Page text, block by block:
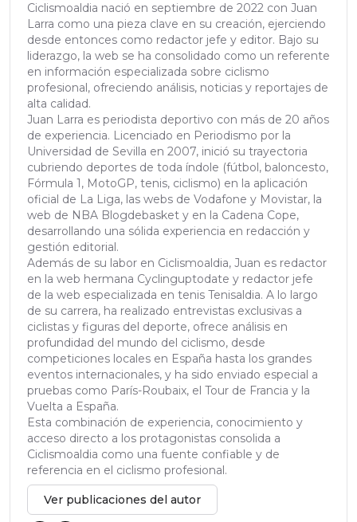
Ciclismoaldia nació en septiembre de 2022 con Juan
Larra como una pieza clave en su creación, ejerciendo
desde entonces como redactor jefe y editor. Bajo su
liderazgo, la web se ha consolidado como un referente
en información especializada sobre ciclismo
profesional, ofreciendo análisis, noticias y reportajes de
alta calidad.
Juan Larra es periodista deportivo con más de 20 años
de experiencia. Licenciado en Periodismo por la
Universidad de Sevilla en 2007, inició su trayectoria
cubriendo deportes de toda índole (fútbol, baloncesto,
Fórmula 1, MotoGP, tenis, ciclismo) en la aplicación
oficial de La Liga, las webs de Vodafone y Movistar, la
web de NBA Blogdebasket y en la Cadena Cope,
desarrollando una sólida experiencia en redacción y
gestión editorial.
Además de su labor en Ciclismoaldia, Juan es redactor
en la web hermana Cyclinguptodate y redactor jefe
de la web especializada en tenis Tenisaldia. A lo largo
de su carrera, ha realizado entrevistas exclusivas a
ciclistas y figuras del deporte, ofrece análisis en
profundidad del mundo del ciclismo, desde
competiciones locales en España hasta los grandes
eventos internacionales, y ha sido enviado especial a
pruebas como París-Roubaix, el Tour de Francia y la
Vuelta a España.
Esta combinación de experiencia, conocimiento y
acceso directo a los protagonistas consolida a
Ciclismoaldia como una fuente confiable y de
referencia en el ciclismo profesional.
Ver publicaciones del autor